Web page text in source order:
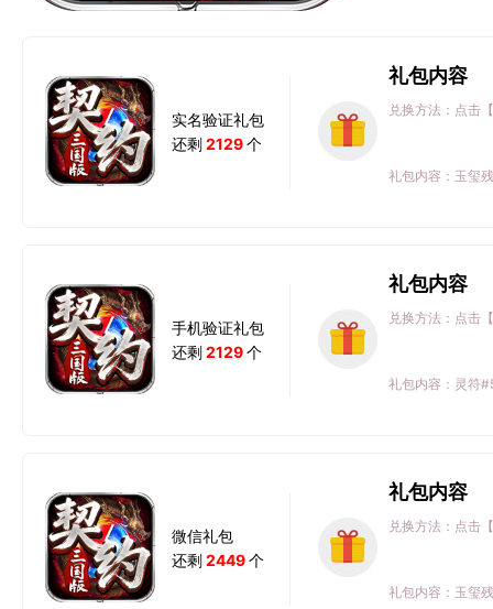
实名验证礼包
还剩2129个
礼包内容
兑换方法：点击
礼包内容：玉玺
手机验证礼包
还剩2129个
礼包内容
兑换方法：点击
礼包内容：灵符
微信礼包
还剩2449个
礼包内容
兑换方法：点击
礼包内容：玉玺